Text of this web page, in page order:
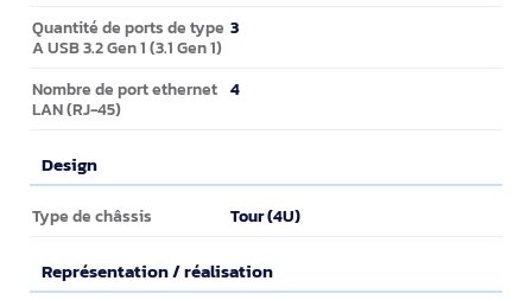
Quantité de ports de type
A USB 3.2 Gen 1 (3.1 Gen 1)
3
Nombre de port ethernet
LAN (RJ-45)
4
Design
Design
Type de châssis Tour (4U)
Représentation / réalisation